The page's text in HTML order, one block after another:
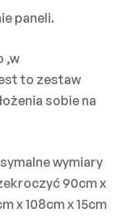
paneli.
,w
to zestaw
sobie na
wymiary
90cm x
x 108cm x 15cm